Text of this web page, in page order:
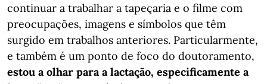
continuar a trabalhar a tapeçaria e o filme com
preocupações, imagens e símbolos que têm
surgido em trabalhos anteriores. Particularmente,
e também é um ponto de foco do doutoramento,
estou a olhar para a lactação, especificamente a